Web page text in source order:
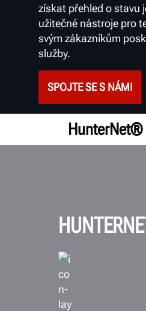
získat přehled o stavu
užitečné nástroje pro
svým zákazníkům
služby.
SPOJTE SE S NÁMI
HunterNet®